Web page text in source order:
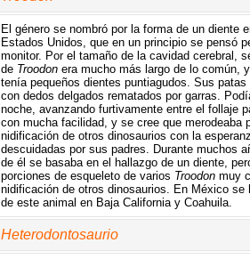
El género se nombró por la forma de un diente
Estados Unidos, que en un principio se pensó
monitor. Por el tamaño de la cavidad cerebral,
de Troodon era mucho más largo de lo común,
tenía pequeños dientes puntiagudos. Sus
con dedos delgados rematados por garras.
noche, avanzando furtivamente entre el follaje
con mucha facilidad, y se cree que merodeaba
nidificación de otros dinosaurios con la
descuidadas por sus padres. Durante muchos
de él se basaba en el hallazgo de un diente,
porciones de esqueleto de varios Troodon muy
nidificación de otros dinosaurios. En México se
de este animal en Baja California y Coahuila.
Heterodontosaurio